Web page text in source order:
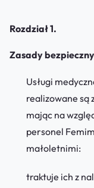
Rozdział 1.
Zasady
Usługi
realizowane są
mając na
personel
małoletnimi:
traktuje ich z